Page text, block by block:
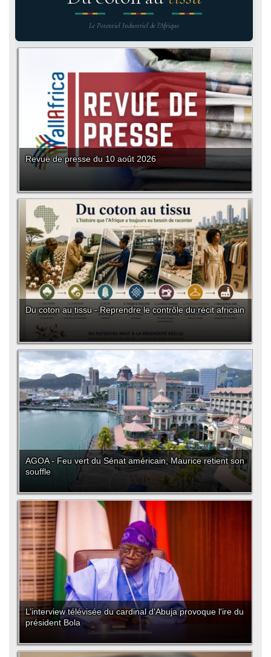
Le Potentiel Industriel de l'Afrique
Revue de presse du 10 août 2026
Du coton au tissu - Reprendre le contrôle du récit africain
AGOA - Feu vert du Sénat américain, Maurice retient son
souffle
L’interview télévisée du cardinal d'Abuja provoque l'ire du
président Bola